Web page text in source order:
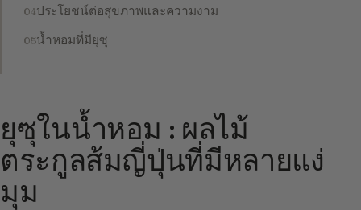
ประโยชน์ต่อสุขภาพและความงาม
น้ำหอมที่มียุซุ
ยุซุในน้ำหอม : ผลไม้
ตระกูลส้มญี่ปุ่นที่มีหลายแง่
มุม